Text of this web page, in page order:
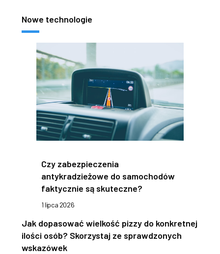
Nowe technologie
Czy zabezpieczenia
antykradzieżowe do samochodów
faktycznie są skuteczne?
1 lipca 2026
Jak dopasować wielkość pizzy do konkretnej
ilości osób? Skorzystaj ze sprawdzonych
wskazówek